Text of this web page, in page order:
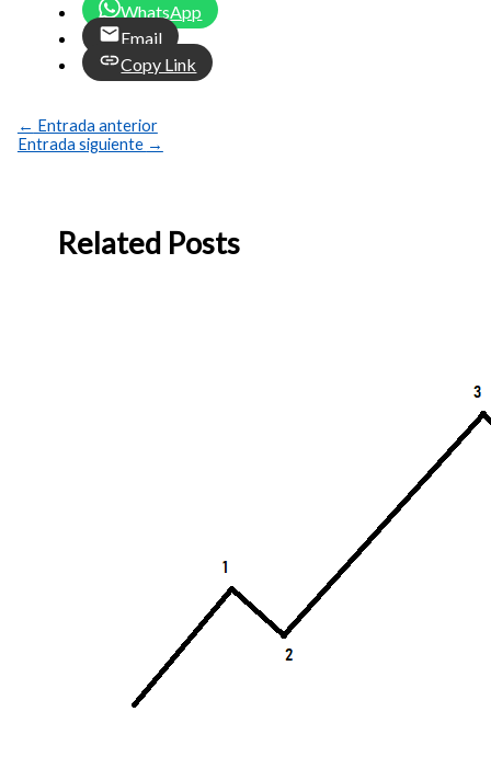
WhatsApp
Email
Copy Link
← Entrada anterior
Entrada siguiente →
Related Posts